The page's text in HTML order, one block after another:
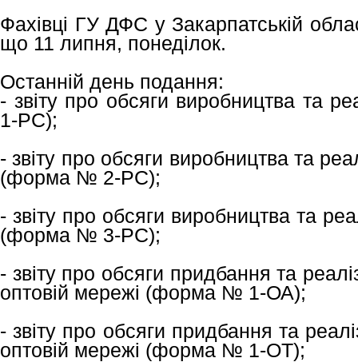
Фахівці ГУ ДФС у Закарпатській
що 11 липня, понеділок.
Останній день подання:
- звіту про обсяги виробництва та
1-РС);
- звіту про обсяги виробництва та
(форма № 2-РС);
- звіту про обсяги виробництва та
(форма № 3-РС);
- звіту про обсяги придбання та
оптовій мережі (форма № 1-ОА);
- звіту про обсяги придбання та
оптовій мережі (форма № 1-ОТ);